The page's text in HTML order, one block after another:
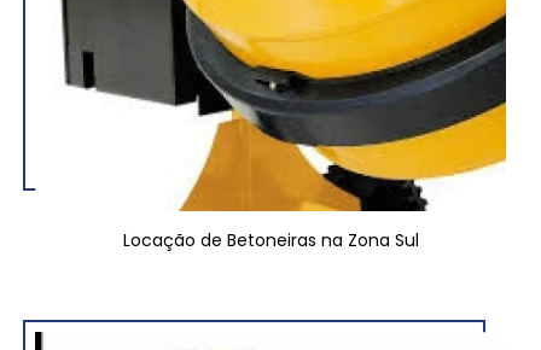
Locação de Betoneiras na Zona Sul